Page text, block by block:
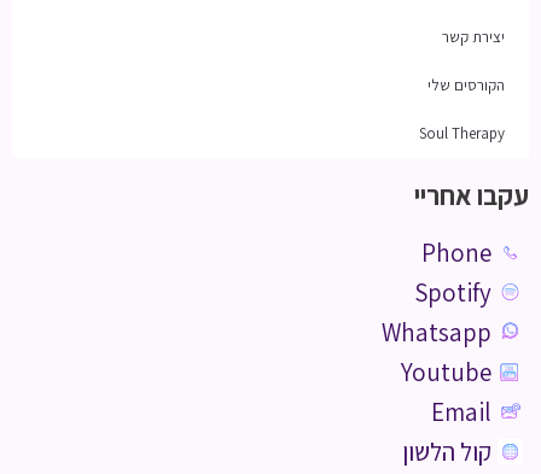
יצירת קשר
הקורסים שלי
Soul Therapy
עקבו אחריי
Phone
Spotify
Whatsapp
Youtube
Email
קול הלשון